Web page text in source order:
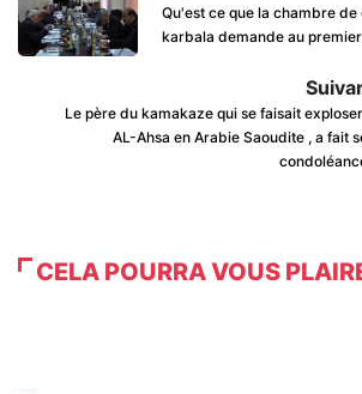
Qu'est ce que la chambre
karbala demande au
Le père du kamakaze qui se faisait
AL-Ahsa en Arabie Saoudite , a fait
CELA POURRA VOUS